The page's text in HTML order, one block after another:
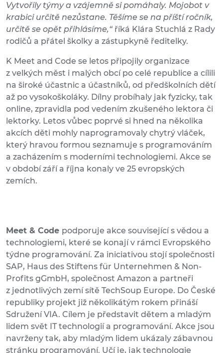
Vytvořily týmy a vzájemně si pomáhaly. Mojobot v
krabici určitě nezůstane. Těšíme se na příští ročník,
určitě se opět přihlásíme,“ říká Klára Stuchlá z Rady
rodičů a přátel školky a zástupkyně ředitelky.
K Meet and Code se letos připojily organizace
z velkých měst i malých obcí po celé republice a cílili
na široké účastnic a účastníků, od předškolních dětí
až po vysokoškoláky. Dílny probíhaly jak fyzicky, tak
online, zpravidla pod vedením zkušeného lektora či
lektorky. Letos vůbec poprvé si hned na několika
akcích děti mohly naprogramovaly chytrý vláček,
který hravou formou seznamuje s programováním
a zacházením s moderními technologiemi. Akce se
v období září a října konaly ve 25 evropských
zemích.
Meet & Code podporuje akce související s vědou a
technologiemi, které se konají v rámci Evropského
týdne programování. Za iniciativou stojí společnosti
SAP, Haus des Stiftens für Unternehmen & Non-
Profits gGmbH, společnost Amazon a partneři
z jednotlivých zemí sítě TechSoup Europe. Do České
republiky projekt již několikátým rokem přináší
Sdružení VIA. Cílem je představit dětem a mladým
lidem svět IT technologií a programování. Akce jsou
navrženy tak, aby mladým lidem ukázaly zábavnou
stránku programování. Učí je, jak technologie